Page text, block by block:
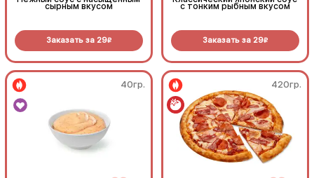
сырным вкусом
Заказать за 29R
с тонким рыбным вкусом
Заказать за 29R
40гр. 420гр.